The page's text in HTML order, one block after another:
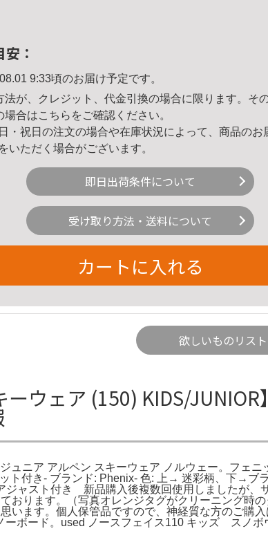
：
9:33頃のお届け予定です。
法が、クレジット、代金引換の場合に限ります。そ
場合はこちら をご確認ください。
・祝日の注文の場合や在庫状況によって、商品のお
いただく場合がございます。
即日出荷条件について
受け取り方法・送料について
カートに入れる
欲しいものリス
ウェア (150) KIDS/JUNIOR
ュニア アルペン スキーウェア ノルウェー。フェニ
ト付き- ブランド: Phenix- 色: 上→ 迷彩柄、下→ブ
ジャスト付き 新品購入後複数回使用しましたが、
おります。（写真オレンジタグがクリーニング時
います。個人保管品ですので、神経質な方のご購
ボード。used ノースフェイス110 キッズ スノ